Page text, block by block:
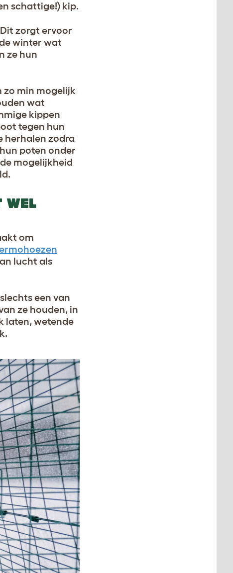
schattige!) kip.
zorgt ervoor
winter wat
ze hun
zo min mogelijk
wat
kippen
tegen hun
herhalen zodra
poten onder
mogelijkheid
WEL
om
lucht als
een van
ze houden, in
laten, wetende